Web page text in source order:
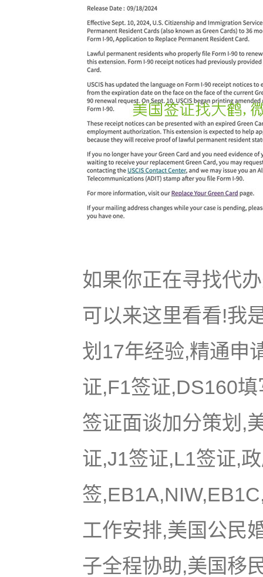
如果你正在寻找代
可以来这里看看!我
划17年经验,精通申
证,F1签证,DS160
签证面谈加分策划,
证,J1签证,L1签证,
签
工作安排,美国公民
子全程协助,美国移